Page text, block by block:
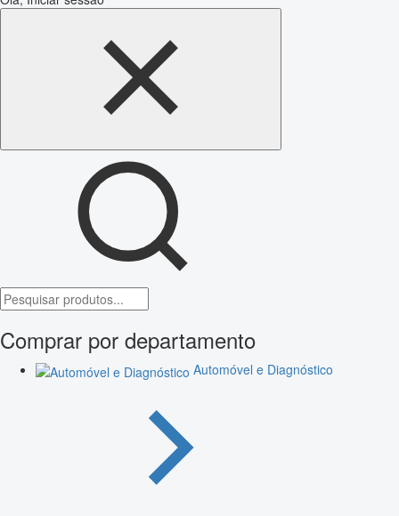
Comprar por departamento
Automóvel e Diagnóstico